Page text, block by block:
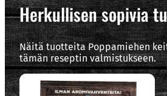
Herkullisen sopivia
Näitä tuotteita Poppamiehen
tämän reseptin valmistukseen.